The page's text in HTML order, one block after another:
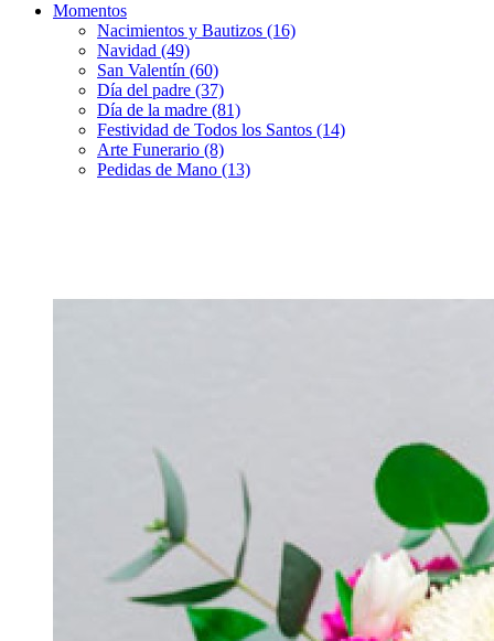
Momentos
Nacimientos y Bautizos (16)
Navidad (49)
San Valentín (60)
Día del padre (37)
Día de la madre (81)
Festividad de Todos los Santos (14)
Arte Funerario (8)
Pedidas de Mano (13)